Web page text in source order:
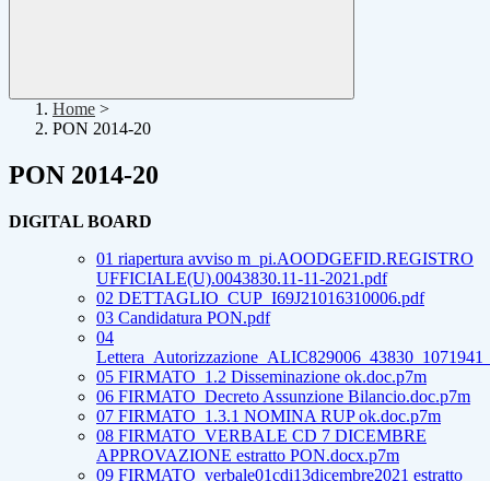
Home >
PON 2014-20
PON 2014-20
DIGITAL BOARD
01 riapertura avviso m_pi.AOODGEFID.REGISTRO
UFFICIALE(U).0043830.11-11-2021.pdf
02 DETTAGLIO_CUP_I69J21016310006.pdf
03 Candidatura PON.pdf
04
05 FIRMATO_1.2 Disseminazione ok.doc.p7m
06 FIRMATO_Decreto Assunzione Bilancio.doc.p7m
07 FIRMATO_1.3.1 NOMINA RUP ok.doc.p7m
08 FIRMATO_VERBALE CD 7 DICEMBRE
APPROVAZIONE estratto PON.docx.p7m
09 FIRMATO_verbale01cdi13dicembre2021 estratto